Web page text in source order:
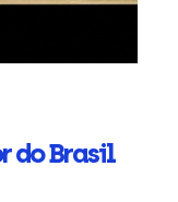
do Brasil